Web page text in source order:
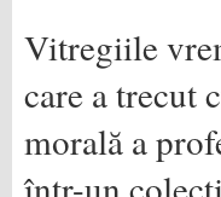
Vitregiile
care a trecut
morală a